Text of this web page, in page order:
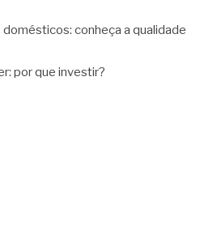
conheça a qualidade
por que investir?